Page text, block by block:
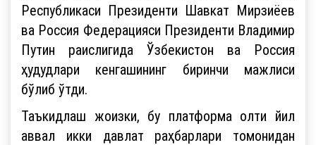
Республикаси Президенти Шавкат Мирзиёев
ва Россия Федерацияси Президенти Владимир
Путин раислигида Ўзбекистон ва Россия
ҳудудлари кенгашининг биринчи мажлиси
бўлиб ўтди.
Таъкидлаш жоизки, бу платформа олти йил
аввал икки давлат раҳбарлари томонидан